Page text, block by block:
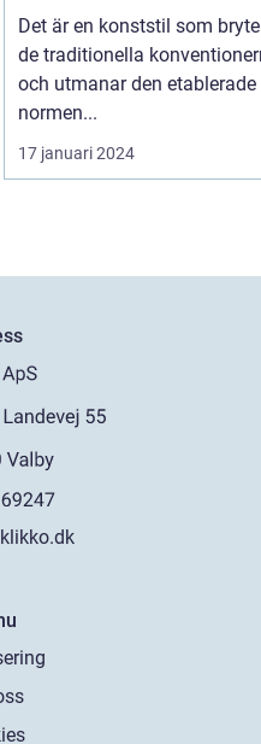
under 1960-talet och
fortsatte att växa i
popularitet under de
Det är en konststil som
de traditionella
och utmanar den etablerade
normen...
17 januari 2024